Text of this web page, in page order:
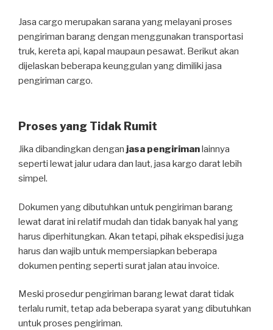
Jasa cargo merupakan sarana yang melayani proses
pengiriman barang dengan menggunakan transportasi
truk, kereta api, kapal maupaun pesawat. Berikut akan
dijelaskan beberapa keunggulan yang dimiliki jasa
pengiriman cargo.
Proses yang Tidak Rumit
Jika dibandingkan dengan jasa pengiriman lainnya
seperti lewat jalur udara dan laut, jasa kargo darat lebih
simpel.
Dokumen yang dibutuhkan untuk pengiriman barang
lewat darat ini relatif mudah dan tidak banyak hal yang
harus diperhitungkan. Akan tetapi, pihak ekspedisi juga
harus dan wajib untuk mempersiapkan beberapa
dokumen penting seperti surat jalan atau invoice.
Meski prosedur pengiriman barang lewat darat tidak
terlalu rumit, tetap ada beberapa syarat yang dibutuhkan
untuk proses pengiriman.